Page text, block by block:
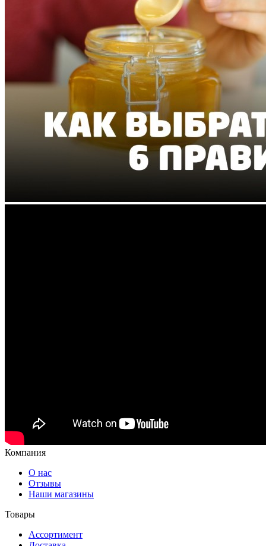
Компания
О нас
Отзывы
Наши магазины
Товары
Ассортимент